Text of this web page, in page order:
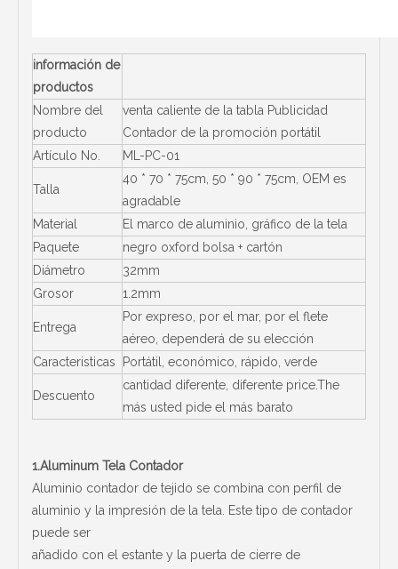
información de
productos
Nombre del
producto
venta caliente de la tabla Publicidad
Contador de la promoción portátil
Artículo No.
ML-PC-01
Talla
40 * 70 * 75cm, 50 * 90 * 75cm, OEM es
agradable
Material
El marco de aluminio, gráfico de la tela
Paquete
negro oxford bolsa + cartón
Diámetro
32mm
Grosor
1.2mm
Entrega
Por expreso, por el mar, por el flete
aéreo, dependerá de su elección
Caracteristicas
Portátil, económico, rápido, verde
Descuento
cantidad diferente, diferente price.The
más usted pide el más barato
1.Aluminum Tela Contador
Aluminio contador de tejido se combina con perfil de
aluminio y la impresión de la tela. Este tipo de contador
puede ser
añadido con el estante y la puerta de cierre de